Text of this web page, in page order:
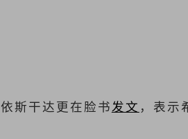
依斯干达更在脸书发文 ，表示